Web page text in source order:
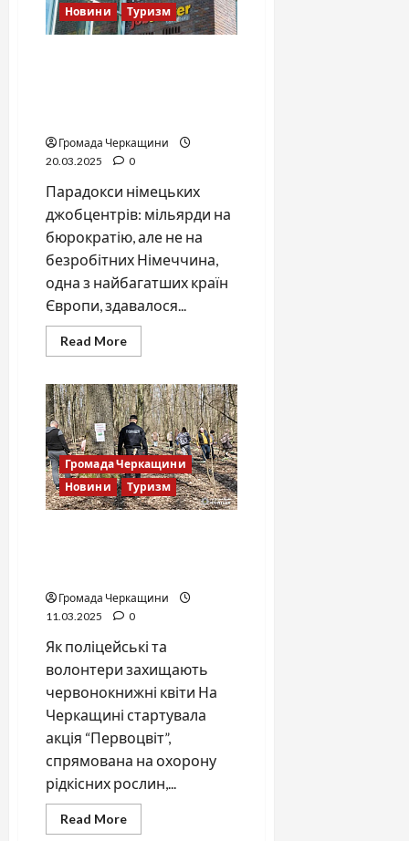
Новини
Туризм
Громада Черкащини
20.03.2025
0
Парадокси німецьких
джобцентрів: мільярди на
бюрократію, але не на
безробітних Німеччина,
одна з найбагатших країн
Європи, здавалося...
Read MoreRead
more
Німеччини:
мільярди
на
бюрократію
замість
допомоги
безробітним
Громада Черкащини
Новини
Туризм
Громада Черкащини
11.03.2025
0
Як поліцейські та
волонтери захищають
червонокнижні квіти На
Черкащині стартувала
акція “Первоцвіт”,
спрямована на охорону
рідкісних рослин,...
Read MoreRead
more